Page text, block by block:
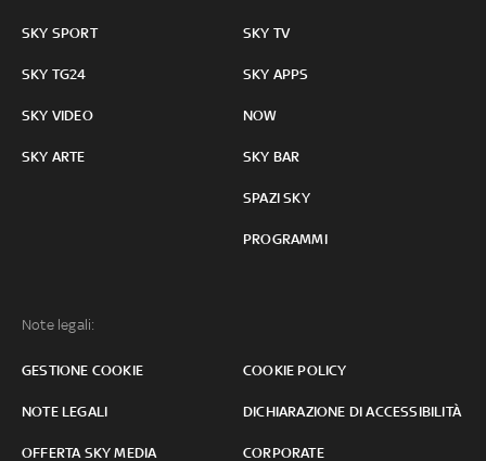
SKY SPORT
SKY TG24
SKY VIDEO
SKY ARTE
SKY TV
SKY APPS
NOW
SKY BAR
SPAZI SKY
PROGRAMMI
Note legali:
GESTIONE COOKIE COOKIE POLICY
NOTE LEGALI DICHIARAZIONE DI ACCESSIBILITÀ
OFFERTA SKY MEDIA CORPORATE